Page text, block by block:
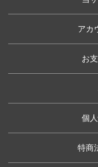
アカ
お
個
特商